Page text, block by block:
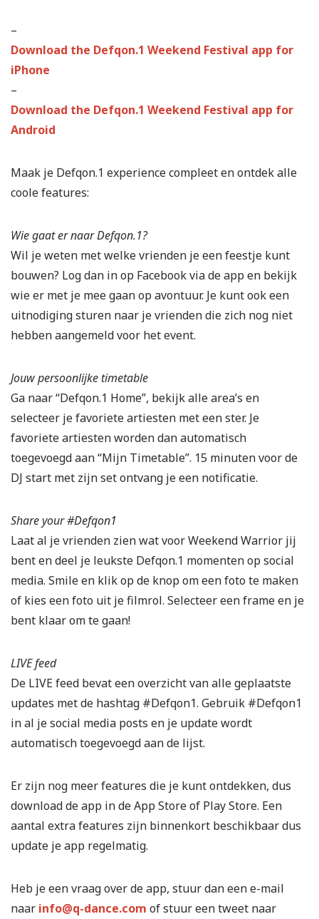
–
Download the Defqon.1 Weekend Festival app for
iPhone
–
Download the Defqon.1 Weekend Festival app for
Android
Maak je Defqon.1 experience compleet en ontdek alle
coole features:
Wie gaat er naar Defqon.1?
Wil je weten met welke vrienden je een feestje kunt
bouwen? Log dan in op Facebook via de app en bekijk
wie er met je mee gaan op avontuur. Je kunt ook een
uitnodiging sturen naar je vrienden die zich nog niet
hebben aangemeld voor het event.
Jouw persoonlijke timetable
Ga naar “Defqon.1 Home”, bekijk alle area’s en
selecteer je favoriete artiesten met een ster. Je
favoriete artiesten worden dan automatisch
toegevoegd aan “Mijn Timetable”. 15 minuten voor de
DJ start met zijn set ontvang je een notificatie.
Share your #Defqon1
Laat al je vrienden zien wat voor Weekend Warrior jij
bent en deel je leukste Defqon.1 momenten op social
media. Smile en klik op de knop om een foto te maken
of kies een foto uit je filmrol. Selecteer een frame en je
bent klaar om te gaan!
LIVE feed
De LIVE feed bevat een overzicht van alle geplaatste
updates met de hashtag #Defqon1. Gebruik #Defqon1
in al je social media posts en je update wordt
automatisch toegevoegd aan de lijst.
Er zijn nog meer features die je kunt ontdekken, dus
download de app in de App Store of Play Store. Een
aantal extra features zijn binnenkort beschikbaar dus
update je app regelmatig.
Heb je een vraag over de app, stuur dan een e-mail
naar info@q-dance.com of stuur een tweet naar